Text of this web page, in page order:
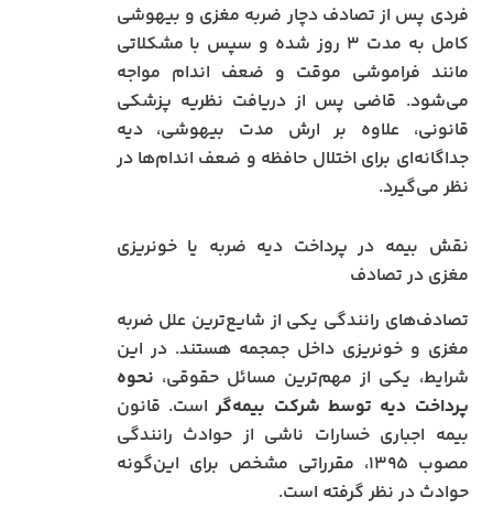
فردی پس از تصادف دچار ضربه مغزی و بیهوشی
کامل به مدت ۳ روز شده و سپس با مشکلاتی
مانند فراموشی موقت و ضعف اندام مواجه
می‌شود. قاضی پس از دریافت نظریه پزشکی
قانونی، علاوه بر ارش مدت بیهوشی، دیه
جداگانه‌ای برای اختلال حافظه و ضعف اندام‌ها در
نظر می‌گیرد.
نقش بیمه در پرداخت دیه ضربه یا خونریزی
مغزی در تصادف
تصادف‌های رانندگی یکی از شایع‌ترین علل ضربه
مغزی و خونریزی داخل جمجمه هستند. در این
شرایط، یکی از مهم‌ترین مسائل حقوقی، نحوه
پرداخت دیه توسط شرکت بیمه‌گراست. قانون
بیمه اجباری خسارات ناشی از حوادث رانندگی
مصوب ۱۳۹۵، مقرراتی مشخص برای این‌گونه
حوادث در نظر گرفته است.